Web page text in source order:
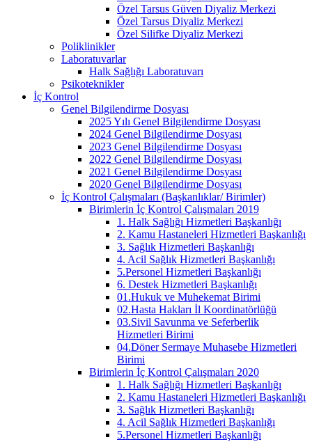
Özel Tarsus Güven Diyaliz Merkezi
Özel Tarsus Diyaliz Merkezi
Özel Silifke Diyaliz Merkezi
Poliklinikler
Laboratuvarlar
Halk Sağlığı Laboratuvarı
Psikoteknikler
İç Kontrol
Genel Bilgilendirme Dosyası
2025 Yılı Genel Bilgilendirme Dosyası
2024 Genel Bilgilendirme Dosyası
2023 Genel Bilgilendirme Dosyası
2022 Genel Bilgilendirme Dosyası
2021 Genel Bilgilendirme Dosyası
2020 Genel Bilgilendirme Dosyası
İç Kontrol Çalışmaları (Başkanlıklar/ Birimler)
Birimlerin İç Kontrol Çalışmaları 2019
1. Halk Sağlığı Hizmetleri Başkanlığı
2. Kamu Hastaneleri Hizmetleri Başkanlığı
3. Sağlık Hizmetleri Başkanlığı
4. Acil Sağlık Hizmetleri Başkanlığı
5.Personel Hizmetleri Başkanlığı
6. Destek Hizmetleri Başkanlığı
01.Hukuk ve Muhekemat Birimi
02.Hasta Hakları İl Koordinatörlüğü
03.Sivil Savunma ve Seferberlik
Hizmetleri Birimi
04.Döner Sermaye Muhasebe Hizmetleri
Birimi
Birimlerin İç Kontrol Çalışmaları 2020
1. Halk Sağlığı Hizmetleri Başkanlığı
2. Kamu Hastaneleri Hizmetleri Başkanlığı
3. Sağlık Hizmetleri Başkanlığı
4. Acil Sağlık Hizmetleri Başkanlığı
5.Personel Hizmetleri Başkanlığı